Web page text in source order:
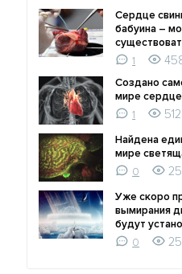
Сердце
бабуина –
1
Создано
мире сердце
1
Найдена
мире
0
Уже скоро
вымирания
будут
0